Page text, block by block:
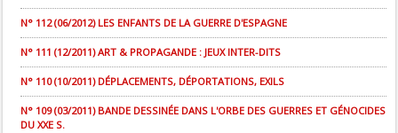
N° 112 (06/2012) LES ENFANTS DE LA GUERRE D'ESPAGNE
N° 111 (12/2011) ART & PROPAGANDE : JEUX INTER-DITS
N° 110 (10/2011) DÉPLACEMENTS, DÉPORTATIONS, EXILS
N° 109 (03/2011) BANDE DESSINÉE DANS L'ORBE DES GUERRES ET GÉNOCIDES
DU XXE S.